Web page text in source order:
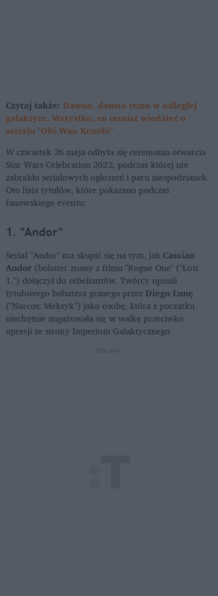
Czytaj także: Dawno, dawno temu w odległej
galaktyce. Wszystko, co musisz wiedzieć o
serialu "Obi-Wan Kenobi"
W czwartek 26 maja odbyła się ceremonia otwarcia
Star Wars Celebration 2022, podczas której nie
zabrakło serialowych ogłoszeń i paru niespodzianek.
Oto lista tytułów, które pokazano podczas
fanowskiego eventu:
1. "Andor"
Serial "Andor" ma skupić się na tym, jak Cassian
Andor (bohater znany z filmu "Rogue One" ("Łotr
1.") dołączył do rebeliantów. Twórcy opisali
tytułowego bohatera granego przez Diego Lunę
("Narcos: Meksyk") jako osobę, która z początku
niechętnie angażowała się w walkę przeciwko
opresji ze strony Imperium Galaktycznego.
REKLAMA